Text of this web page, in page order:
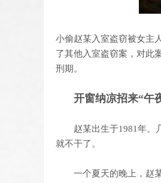
小偷赵某入室盗窃被女主
了其他入室盗窃案，对此
刑期。
开窗纳凉招来“午
赵某出生于1981年。几
就不干了。
一个夏天的晚上，赵某